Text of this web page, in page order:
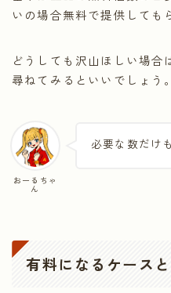
いの場合無料で提供しても
どうしても沢山ほしい場合
尋ねてみるといいでしょう。
おーるちゃ
ん
必要な数だけ
有料になるケース